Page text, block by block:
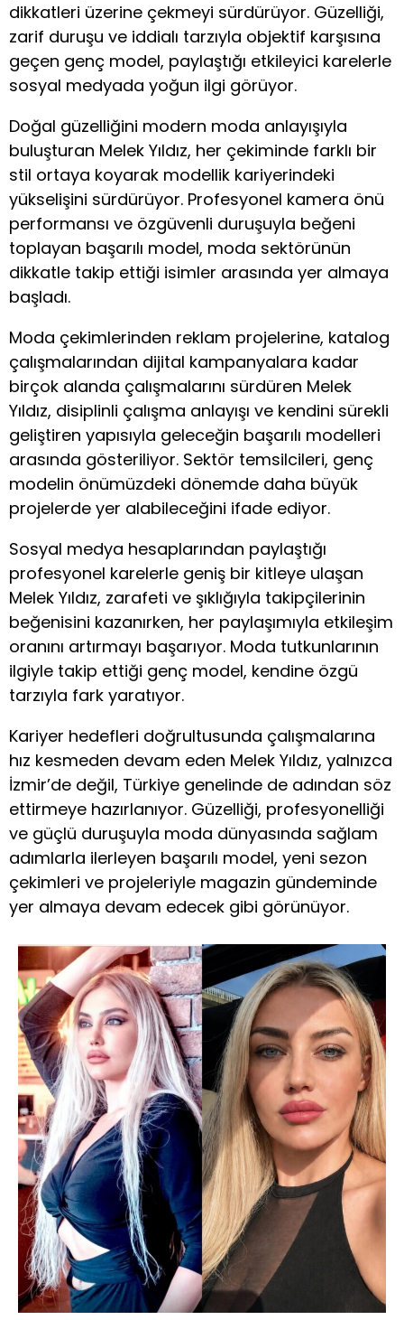
dikkatleri üzerine çekmeyi sürdürüyor. Güzelliği,
zarif duruşu ve iddialı tarzıyla objektif karşısına
geçen genç model, paylaştığı etkileyici karelerle
sosyal medyada yoğun ilgi görüyor.
Doğal güzelliğini modern moda anlayışıyla
buluşturan Melek Yıldız, her çekiminde farklı bir
stil ortaya koyarak modellik kariyerindeki
yükselişini sürdürüyor. Profesyonel kamera önü
performansı ve özgüvenli duruşuyla beğeni
toplayan başarılı model, moda sektörünün
dikkatle takip ettiği isimler arasında yer almaya
başladı.
Moda çekimlerinden reklam projelerine, katalog
çalışmalarından dijital kampanyalara kadar
birçok alanda çalışmalarını sürdüren Melek
Yıldız, disiplinli çalışma anlayışı ve kendini sürekli
geliştiren yapısıyla geleceğin başarılı modelleri
arasında gösteriliyor. Sektör temsilcileri, genç
modelin önümüzdeki dönemde daha büyük
projelerde yer alabileceğini ifade ediyor.
Sosyal medya hesaplarından paylaştığı
profesyonel karelerle geniş bir kitleye ulaşan
Melek Yıldız, zarafeti ve şıklığıyla takipçilerinin
beğenisini kazanırken, her paylaşımıyla etkileşim
oranını artırmayı başarıyor. Moda tutkunlarının
ilgiyle takip ettiği genç model, kendine özgü
tarzıyla fark yaratıyor.
Kariyer hedefleri doğrultusunda çalışmalarına
hız kesmeden devam eden Melek Yıldız, yalnızca
İzmir’de değil, Türkiye genelinde de adından söz
ettirmeye hazırlanıyor. Güzelliği, profesyonelliği
ve güçlü duruşuyla moda dünyasında sağlam
adımlarla ilerleyen başarılı model, yeni sezon
çekimleri ve projeleriyle magazin gündeminde
yer almaya devam edecek gibi görünüyor.